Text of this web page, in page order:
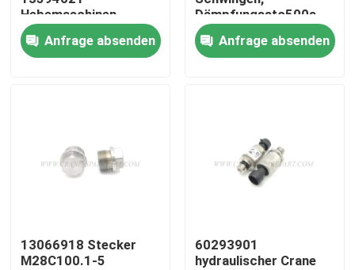
Qualitätskontrolle
Kontakt
Referenzen
Crane Electrical Parts
Hebemaschinen
Anfrage absenden
Dämpfungsstc500s-
d2.4.5.1
Anfrage absenden
13066918 Stecker
M28C100.1-5
60293901
hydraulischer Crane